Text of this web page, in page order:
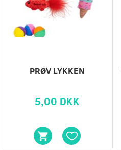
PRØV LYKKEN
5,00 DKK